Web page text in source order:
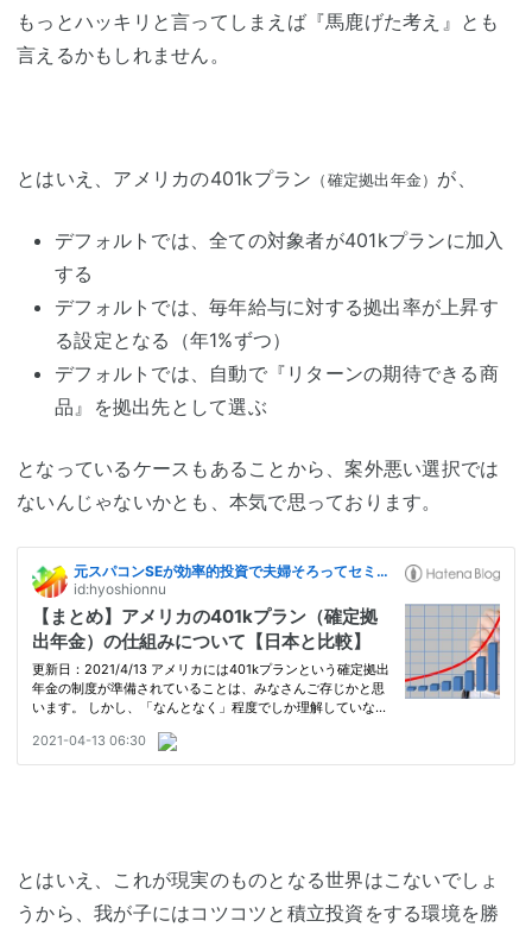
もっとハッキリと言ってしまえば『馬鹿げた考え』とも
言えるかもしれません。
とはいえ、アメリカの401kプラン （確定拠出年金） が、
デフォルトでは、全ての対象者が401kプランに加入
する
デフォルトでは、毎年給与に対する拠出率が上昇す
る設定となる（年1%ずつ）
デフォルトでは、自動で『リターンの期待できる商
品』を拠出先として選ぶ
となっているケースもあることから、案外悪い選択では
ないんじゃないかとも、本気で思っております。
とはいえ、これが現実のものとなる世界はこないでしょ
うから、我が子にはコツコツと積立投資をする環境を勝